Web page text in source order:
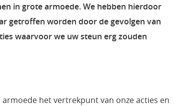
in grote armoede. We hebben hierdoor
getroffen worden door de gevolgen van
waarvoor we uw steun erg zouden
het vertrekpunt van onze acties en